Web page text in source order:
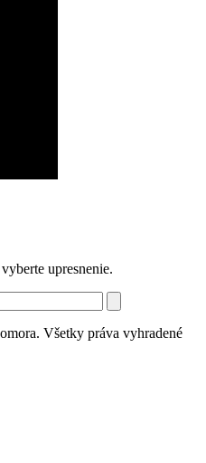
upresnenie.
Všetky práva vyhradené